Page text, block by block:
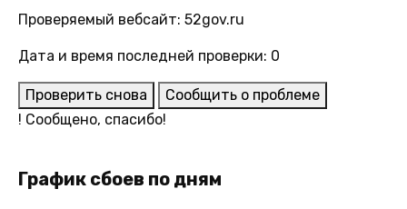
Проверяемый вебсайт: 52gov.ru
Дата и время последней проверки: 0
Проверить снова
Сообщить о проблеме
! Сообщено, спасибо!
График сбоев по дням